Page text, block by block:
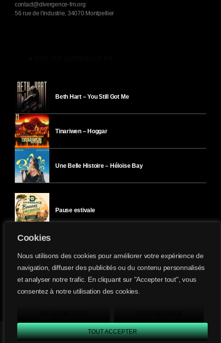
Cookies
Nous utilisons des cookies pour améliorer votre expérience de
navigation, diffuser des publicités ou du contenu personnalisés
et analyser notre trafic. En cliquant sur "Accepter tout", vous
consentez à notre utilisation des cookies.
TOUT ACCEPTER
play_arrow Divergence FM keyboard_arrow_right
contact@divergence-fm.org
56 rue de l'industrie, 34070 Montpellier
Beth Hart – You Still Got Me
Tinariwen – Hoggar
Une Belle Histoire – Héloïse Bay
Pause estivale
Ici l’Ombre – mardi 28 juillet